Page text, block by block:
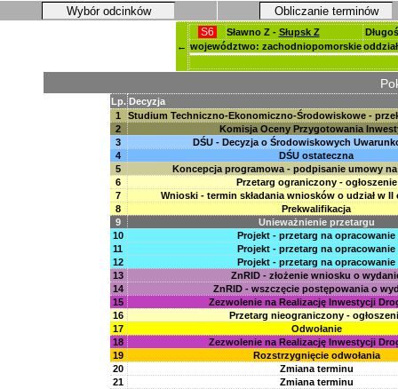
Wybór odcinków Obliczanie terminów
←
S6 Sławno Z - Słupsk Z
województwo: zachodniopomorskie
Lp. Decyzja
1
Studium Techniczno-Ekonomiczno-Środowiskowe -
2
Komisja Oceny Przygotowania
3
DŚU - Decyzja o Środowiskowych
4
DŚU ostateczna
5
Koncepcja programowa - podpisanie umowy
6
Przetarg ograniczony - ogłoszenie
7
Wnioski - termin składania wniosków o udział w II
8
Prekwalifikacja
9
Unieważnienie przetargu
10
Projekt - przetarg na opracowanie
11
Projekt - przetarg na opracowanie
12
Projekt - przetarg na opracowanie
13
ZnRID - złożenie wniosku o
14
ZnRID - wszczęcie postępowania o
15
Zezwolenie na Realizację Inwestycji
16
Przetarg nieograniczony -
17
Odwołanie
18
Zezwolenie na Realizację Inwestycji
19
Rozstrzygnięcie odwołania
20
Zmiana terminu
21
Zmiana terminu